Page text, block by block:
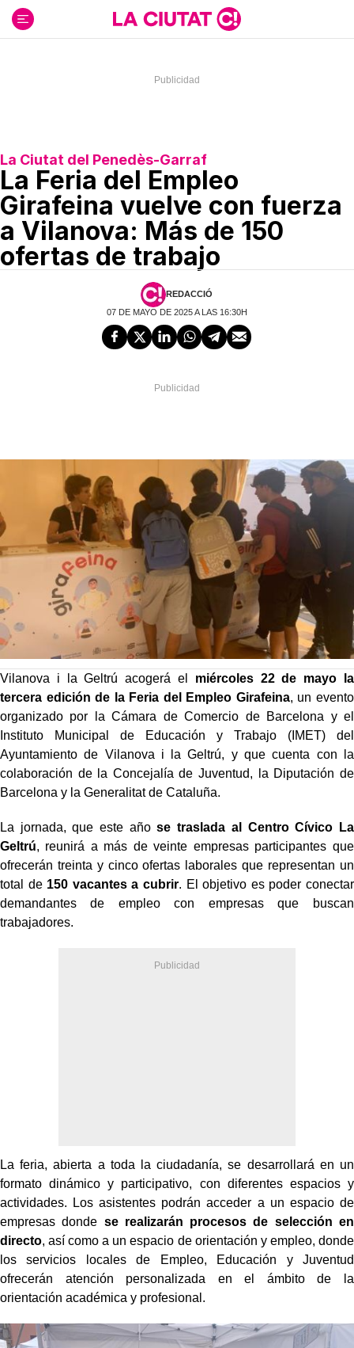
contenido
La Ciutat del Penedès-Garraf
La Feria del Empleo
Girafeina vuelve con fuerza
a Vilanova: Más de 150
ofertas de trabajo
REDACCIÓ
07 DE MAYO DE 2025 A LAS 16:30H
Vilanova i la Geltrú acogerá el miércoles 22 de mayo la
tercera edición de la Feria del Empleo Girafeina, un evento
organizado por la Cámara de Comercio de Barcelona y el
Instituto Municipal de Educación y Trabajo (IMET) del
Ayuntamiento de Vilanova i la Geltrú, y que cuenta con la
colaboración de la Concejalía de Juventud, la Diputación de
Barcelona y la Generalitat de Cataluña.
La jornada, que este añose traslada al Centro Cívico La
Geltrú, reunirá a más de veinte empresas participantes que
ofrecerán treinta y cinco ofertas laborales que representan un
total de150 vacantes a cubrir. El objetivo es poder conectar
demandantes de empleo con empresas que buscan
trabajadores.
La feria, abierta a toda la ciudadanía, se desarrollará en un
formato dinámico y participativo, con diferentes espacios y
actividades. Los asistentes podrán acceder a un espacio de
empresas donde se realizarán procesos de selección en
directo, así como a un espacio de orientación y empleo, donde
los servicios locales de Empleo, Educación y Juventud
ofrecerán atención personalizada en el ámbito de la
orientación académica y profesional.